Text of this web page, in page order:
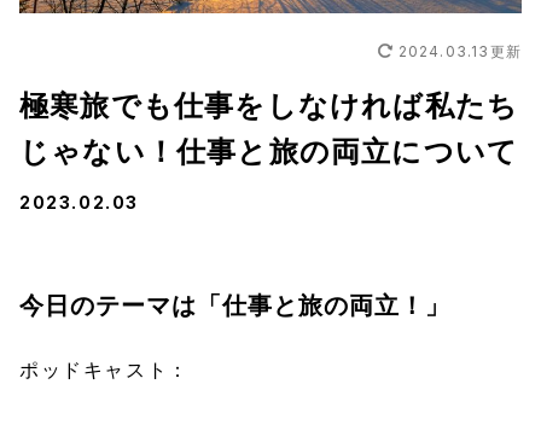
2024.03.13 更新
極寒旅でも仕事をしなければ私たち
じゃない！仕事と旅の両立について
2023.02.03
今日のテーマは「仕事と旅の両立！」
ポッドキャスト：